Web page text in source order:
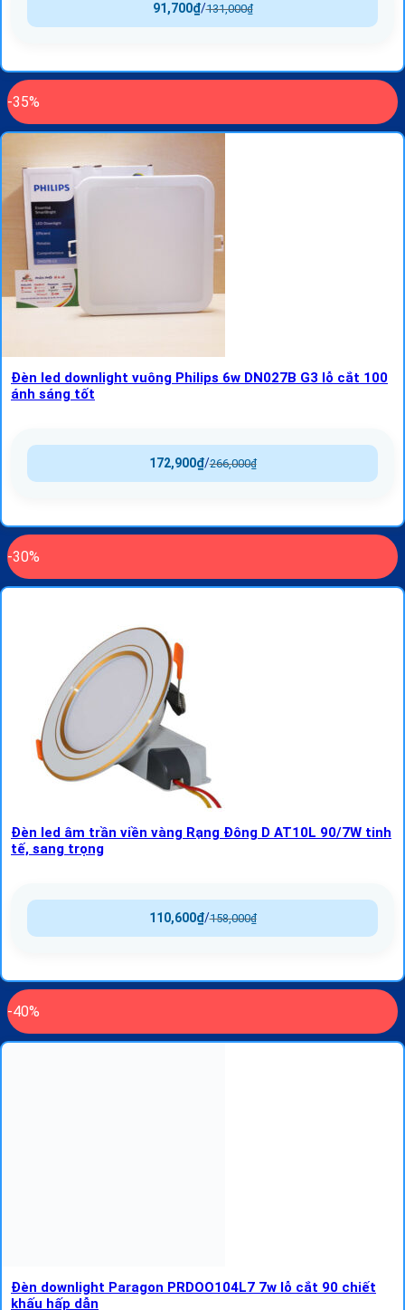
131,000₫
/
91,700₫
-35%
Đèn led downlight vuông Philips 6w DN027B G3 lỗ cắt 100
ánh sáng tốt
266,000₫
/
172,900₫
-30%
Đèn led âm trần viền vàng Rạng Đông D AT10L 90/7W tinh
tế, sang trọng
158,000₫
/
110,600₫
-40%
Đèn downlight Paragon PRDOO104L7 7w lỗ cắt 90 chiết
khấu hấp dẫn